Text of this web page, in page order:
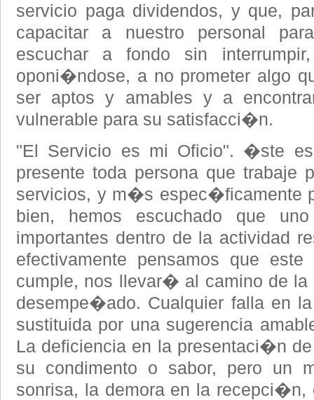
servicio paga dividendos, y que,
capacitar a nuestro personal
escuchar a fondo sin
oponi�ndose, a no prometer algo
ser aptos y amables y a
vulnerable para su satisfacci�n.
"El Servicio es mi Oficio". �ste
presente toda persona que trabaje
servicios, y m�s espec�ficamente
bien, hemos escuchado que
importantes dentro de la actividad
efectivamente pensamos que
cumple, nos llevar� al camino de
desempe�ado. Cualquier falla en
sustituida por una sugerencia
La deficiencia en la presentaci�n
su condimento o sabor, pero un
sonrisa, la demora en la